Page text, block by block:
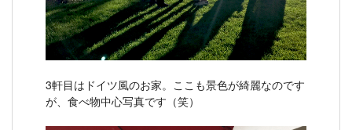
3軒目はドイツ風のお家。ここも景色が綺麗なのです
が、食べ物中心写真です（笑）